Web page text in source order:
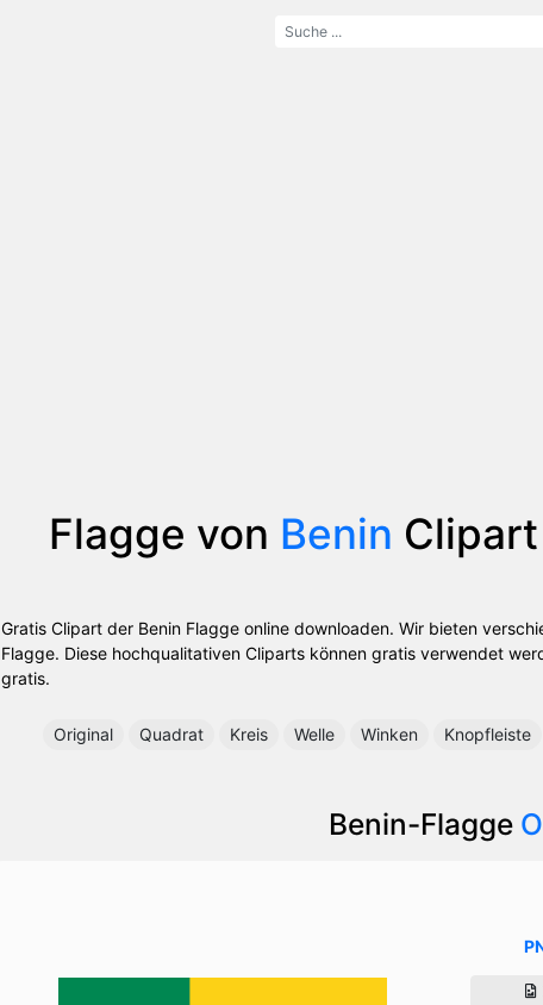
Flagge von Benin
Gratis Clipart der Benin Flagge online downloaden. Wir bieten
Flagge. Diese hochqualitativen Cliparts können gratis verwendet
gratis.
Original Quadrat Kreis Welle Winken Knopfleiste
Benin-Flagge